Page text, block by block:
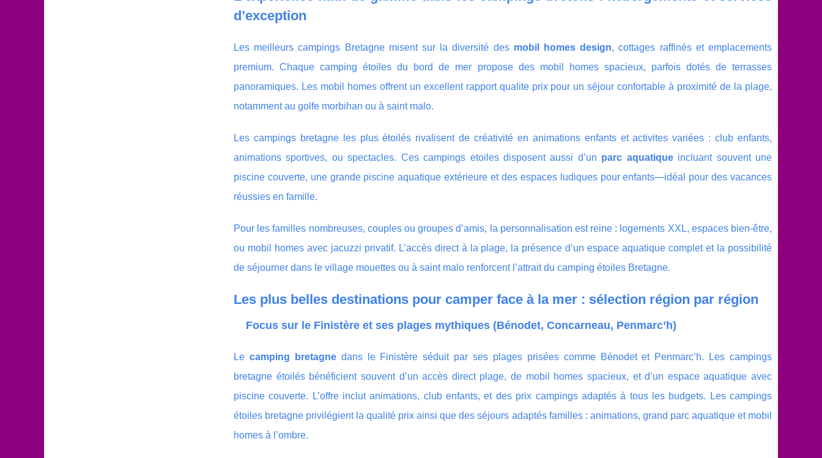
d’exception
Les meilleurs campings Bretagne misent sur la diversité des mobil homes design, cottages raffinés et emplacements
premium. Chaque camping étoiles du bord de mer propose des mobil homes spacieux, parfois dotés de terrasses
panoramiques. Les mobil homes offrent un excellent rapport qualite prix pour un séjour confortable à proximité de la plage,
notamment au golfe morbihan ou à saint malo.
Les campings bretagne les plus étoilés rivalisent de créativité en animations enfants et activites variées : club enfants,
animations sportives, ou spectacles. Ces campings etoiles disposent aussi d’un parc aquatiqueincluant souvent une
piscine couverte, une grande piscine aquatique extérieure et des espaces ludiques pour enfants—idéal pour des vacances
réussies en famille.
Pour les familles nombreuses, couples ou groupes d’amis, la personnalisation est reine : logements XXL, espaces bien-être,
ou mobil homes avec jacuzzi privatif. L’accès direct à la plage, la présence d’un espace aquatique complet et la possibilité
de séjourner dans le village mouettes ou à saint malo renforcent l’attrait du camping étoiles Bretagne.
Les plus belles destinations pour camper face à la mer : sélection région par région
Focus sur le Finistère et ses plages mythiques (Bénodet, Concarneau, Penmarc’h)
Le camping bretagnedans le Finistère séduit par ses plages prisées comme Bénodet et Penmarc’h. Les campings
bretagne étoilés bénéficient souvent d’un accès direct plage, de mobil homes spacieux, et d’un espace aquatique avec
piscine couverte. L’offre inclut animations, club enfants, et des prix campings adaptés à tous les budgets. Les campings
étoiles bretagne privilégient la qualité prix ainsi que des séjours adaptés familles : animations, grand parc aquatique et mobil
homes à l’ombre.